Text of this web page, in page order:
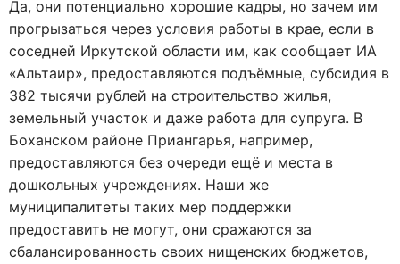
Да, они потенциально хорошие кадры, но зачем им
прогрызаться через условия работы в крае, если в
соседней Иркутской области им, как сообщает ИА
«Альтаир», предоставляются подъёмные, субсидия в
382 тысячи рублей на строительство жилья,
земельный участок и даже работа для супруга. В
Боханском районе Приангарья, например,
предоставляются без очереди ещё и места в
дошкольных учреждениях. Наши же
муниципалитеты таких мер поддержки
предоставить не могут, они сражаются за
сбалансированность своих нищенских бюджетов,